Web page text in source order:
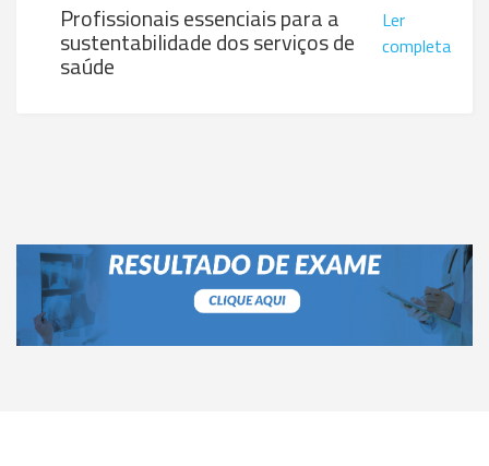
Profissionais essenciais para a
sustentabilidade dos serviços de
saúde
Ler
completa